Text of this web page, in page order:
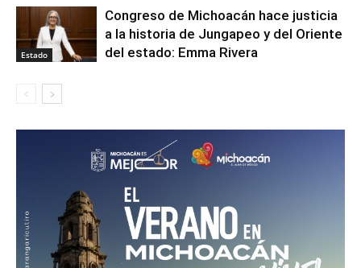
Estado
Congreso de Michoacán hace justicia
a la historia de Jungapeo y del Oriente
del estado: Emma Rivera